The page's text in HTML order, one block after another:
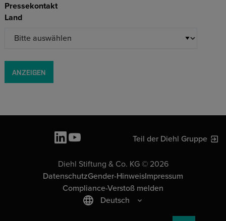
Pressekontakt
Land
ANZEIGEN
Teil der Diehl Gruppe
Diehl Stiftung & Co. KG © 2026
DatenschutzGender-HinweisImpressum
Compliance-Verstoß melden
Deutsch